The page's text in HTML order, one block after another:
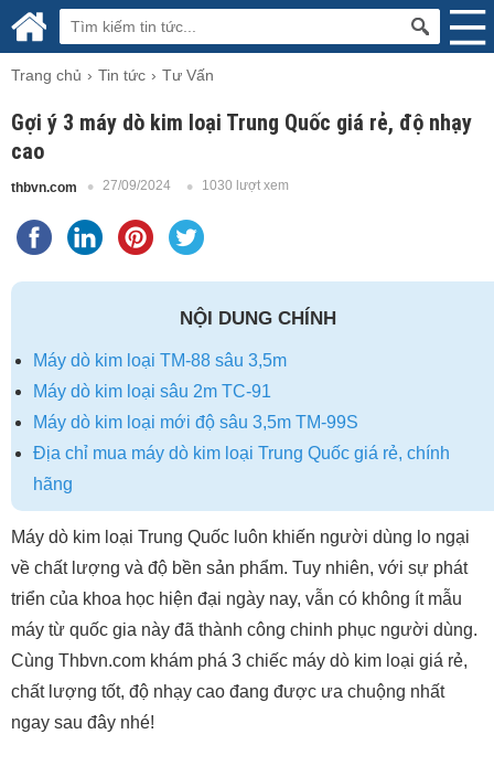
Trang chủ Tin tức Tư Vấn
Gợi ý 3 máy dò kim loại Trung Quốc giá rẻ, độ nhạy
cao
thbvn.com 27/09/2024 1030 lượt xem
NỘI DUNG CHÍNH
Máy dò kim loại TM-88 sâu 3,5m
Máy dò kim loại sâu 2m TC-91
Máy dò kim loại mới độ sâu 3,5m TM-99S
Địa chỉ mua máy dò kim loại Trung Quốc giá rẻ, chính
hãng
Máy dò kim loại Trung Quốc luôn khiến người dùng lo ngại
về chất lượng và độ bền sản phẩm. Tuy nhiên, với sự phát
triển của khoa học hiện đại ngày nay, vẫn có không ít mẫu
máy từ quốc gia này đã thành công chinh phục người dùng.
Cùng Thbvn.com khám phá 3 chiếc máy dò kim loại giá rẻ,
chất lượng tốt, độ nhạy cao đang được ưa chuộng nhất
ngay sau đây nhé!